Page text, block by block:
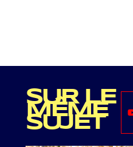
SUR LE
MÊME
SUJET